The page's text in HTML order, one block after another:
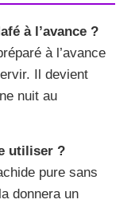
à l’avance ?
à l’avance
Il devient
nuit au
utiliser ?
pure sans
donnera un